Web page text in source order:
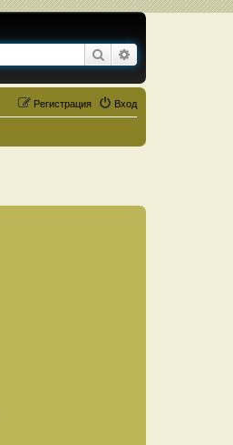
Поиск
Вход
Регистрация